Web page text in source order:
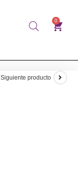
0
Siguiente producto